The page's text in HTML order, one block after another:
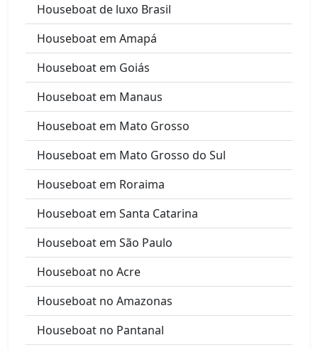
Houseboat de luxo Brasil
Houseboat em Amapá
Houseboat em Goiás
Houseboat em Manaus
Houseboat em Mato Grosso
Houseboat em Mato Grosso do Sul
Houseboat em Roraima
Houseboat em Santa Catarina
Houseboat em São Paulo
Houseboat no Acre
Houseboat no Amazonas
Houseboat no Pantanal